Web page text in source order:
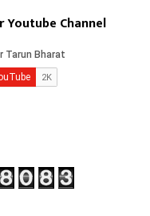
Youtube Channel